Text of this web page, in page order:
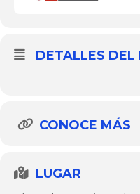
DETALLES DEL
CONOCE MÁS
LUGAR